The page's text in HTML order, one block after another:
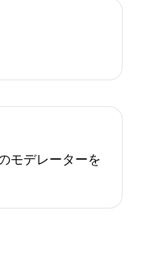
モデレーターを